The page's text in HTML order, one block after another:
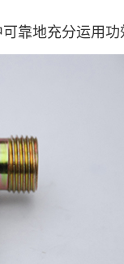
靠地充分运用功